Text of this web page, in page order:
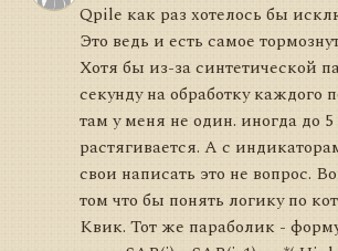
Qpile как раз хотелось бы
Это ведь и есть самое
Хотя бы из-за синтетической
секунду на обработку каждого
там у меня не один. иногда до 5
растягивается. А с
свои написать это не вопрос.
том что бы понять логику по
Квик. Тот же параболик -